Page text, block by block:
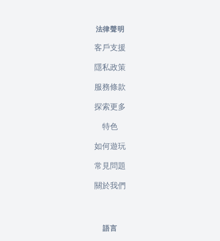
法律聲明
客戶支援
隱私政策
服務條款
探索更多
特色
如何遊玩
常見問題
關於我們
語言